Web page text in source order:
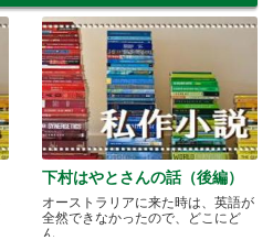
下村はやとさんの話（後編）
オーストラリアに来た時は、英語が
全然できなかったので、どこにど
ん.....